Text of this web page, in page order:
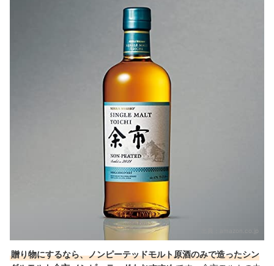
贈り物にするなら、ノンピーテッドモルト原酒のみで造ったシン